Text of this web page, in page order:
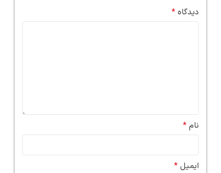
دیدگاه *
نام *
ایمیل *